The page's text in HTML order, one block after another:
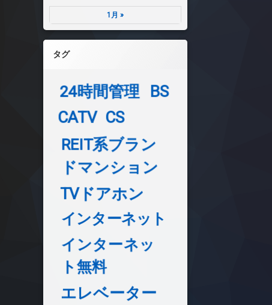
1月 »
タグ
24時間管理
BS
CATV CS
REIT系ブラン
ドマンション
TVドアホン
インターネット
インターネッ
ト無料
エレベーター